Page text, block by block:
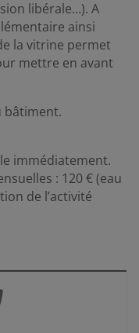
libérale…). A
ainsi
la vitrine permet
mettre en avant
bâtiment.
immédiatement.
: 120 € (eau
de l’activité